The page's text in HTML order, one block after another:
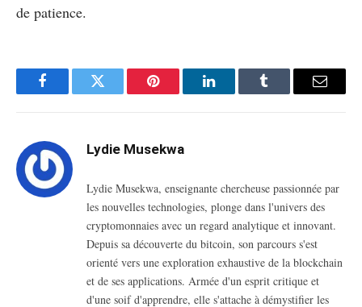
de patience.
FacebookTwitter Pinterest LinkedInTumblr Email
Lydie Musekwa
Lydie Musekwa, enseignante chercheuse passionnée par
les nouvelles technologies, plonge dans l'univers des
cryptomonnaies avec un regard analytique et innovant.
Depuis sa découverte du bitcoin, son parcours s'est
orienté vers une exploration exhaustive de la blockchain
et de ses applications. Armée d'un esprit critique et
d'une soif d'apprendre, elle s'attache à démystifier les